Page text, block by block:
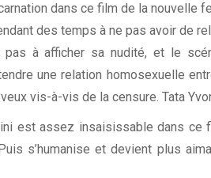
dans ce film de la
des temps à ne pas avoir de
pas à afficher sa nudité, et le
une relation homosexuelle
vis-à-vis de la censure. Tata
est assez insaisissable dans ce
s’humanise et devient plus